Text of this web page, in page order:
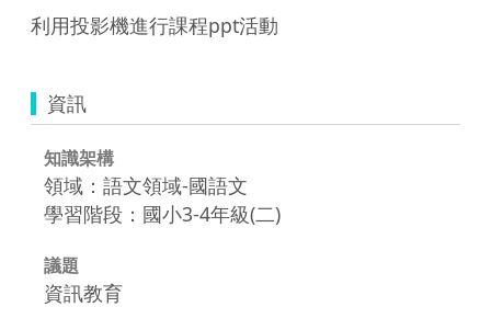
利用投影機進行課程ppt活動
資訊
知識架構
領域：語文領域-國語文
學習階段：國小3-4年級(二)
議題
資訊教育